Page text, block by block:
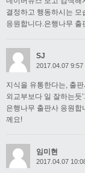
결정하고 행동하시는 모
응원합니다.은행나무 출
SJ
2017.04.07 9:57
지식을 유통한다는, 출
외교부보다 일 잘하는듯
은행나무 출판사 응원
께요!
임미현
2017.04.07